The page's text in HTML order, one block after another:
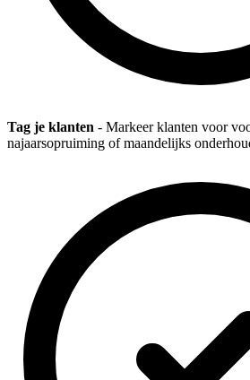
Tag je klanten - Markeer klanten voor
najaarsopruiming of maandelijks